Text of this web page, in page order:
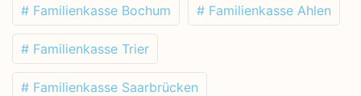
# Familienkasse Bochum # Familienkasse Ahlen
# Familienkasse Trier
# Familienkasse Saarbrücken